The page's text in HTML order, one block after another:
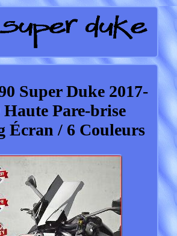
Super Duke 2017-
Haute Pare-brise
Écran / 6 Couleurs